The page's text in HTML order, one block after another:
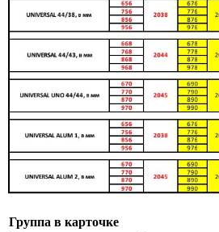
Группа в карточке